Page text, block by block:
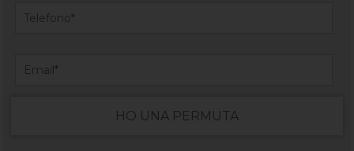
HO UNA PERMUTA